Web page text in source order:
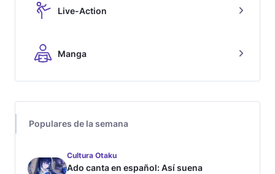
Live-Action
Manga
Populares de la semana
Cultura Otaku
Ado canta en español: Así suena